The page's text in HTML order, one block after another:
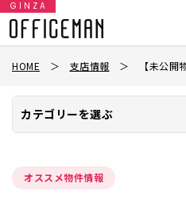
GINZA
HOME ＞ 支店情報 ＞ 【未公
カテゴリーを選ぶ
オススメ物件情報